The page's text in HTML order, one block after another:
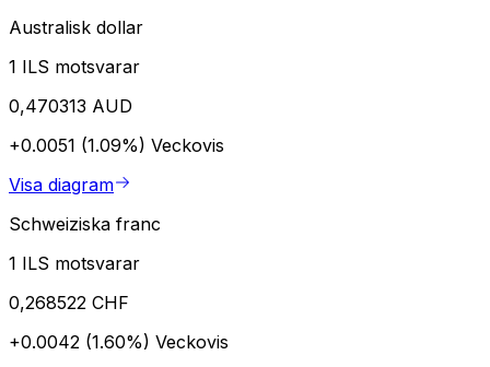
Australisk dollar
1 ILS motsvarar
0,470313 AUD
+0.0051 (1.09%) Veckovis
Visa diagram
Schweiziska franc
1 ILS motsvarar
0,268522 CHF
+0.0042 (1.60%) Veckovis